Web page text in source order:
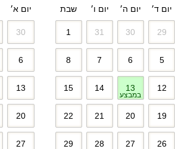
יום ד׳ יום ה׳ יום ו׳ שבת
29
30
31
1
5
6
7
8
12
13
במבצע
14
15
19
20
21
22
26
27
28
29
יום א׳
30
6
13
20
27